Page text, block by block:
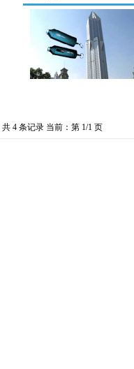
共 4 条记录 当前：第 1/1 页